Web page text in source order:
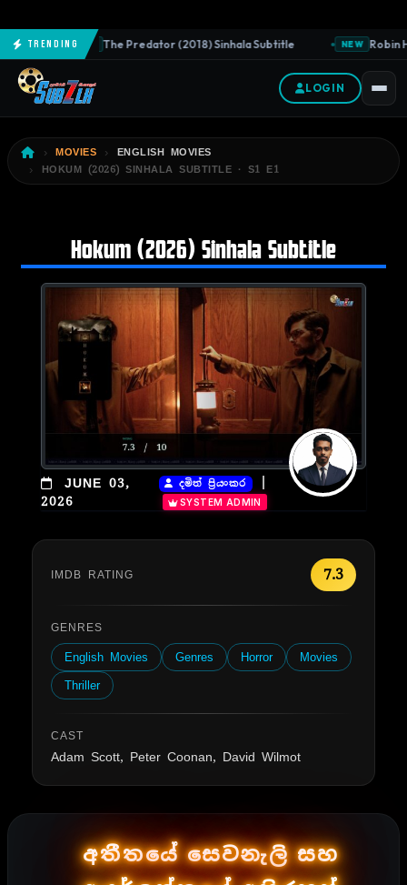
TrendingNEW The Predator (2018) Sinhala Subtitle NEW Robin
LOGIN
MOVIES
ENGLISH MOVIES
HOKUM (2026) SINHALA SUBTITLE · S1 E1
Hokum (2026) Sinhala Subtitle
JUNE 03,
2026
දමිත් ප්‍රියංකර |
SYSTEM ADMIN
IMDB RATING 7.3
GENRES
English Movies Genres Horror
Movies
Thriller
CAST
Adam Scott, Peter Coonan, David Wilmot
අතීතයේ සෙවනැලි සහ